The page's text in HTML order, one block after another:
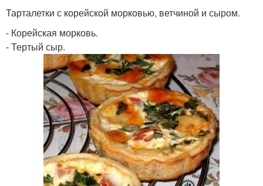
Тарталетки с корейской морковью, ветчиной и сыром.
- Корейская морковь.
- Тертый сыр.